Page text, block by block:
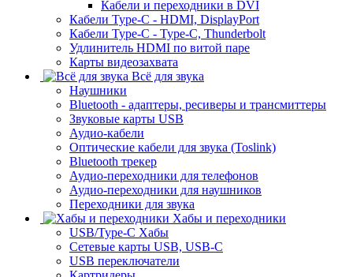
Кабели и переходники в DVI
Кабели Type-C - HDMI, DisplayPort
Кабели Type-C - Type-C, Thunderbolt
Удлинитель HDMI по витой паре
Карты видеозахвата
Всё для звука
Наушники
Bluetooth - адаптеры, ресиверы и трансмиттеры
Звуковые карты USB
Аудио-кабели
Оптические кабели для звука (Toslink)
Bluetooth трекер
Аудио-переходники для телефонов
Аудио-переходники для наушников
Переходники для звука
Хабы и переходники
USB/Type-C Хабы
Сетевые карты USB, USB-C
USB переключатели